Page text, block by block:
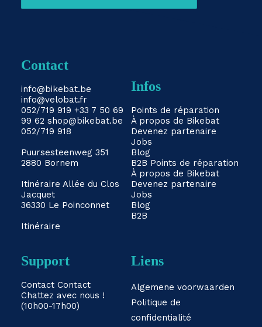
Contact
info@bikebat.be
info@velobat.fr
052/719 919 +33 7 50 69
99 62 shop@bikebat.be
052/719 918
Puursesteenweg 351
2880 Bornem
Itinéraire Allée du Clos
Jacquet
36330 Le Poinconnet
Itinéraire
Infos
Points de réparation
À propos de Bikebat
Devenez partenaire
Jobs
Blog
B2B Points de réparation
À propos de Bikebat
Devenez partenaire
Jobs
Blog
B2B
Support
Contact Contact
Chattez avec nous !
(10h00-17h00)
Liens
Algemene voorwaarden
Politique de
confidentialité